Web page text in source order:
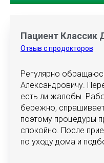
Пациент Классик
Отзыв с продокторов
Регулярно
Александровичу.
есть ли жалобы.
бережно,
поэтому процедуры
спокойно. После
по уходу дома и